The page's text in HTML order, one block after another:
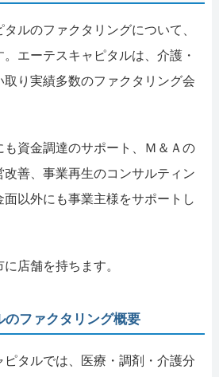
ルのファクタリングについて、
エーテスキャピタルは、介護・
取り実績多数のファクタリング会
も資金調達のサポート、Ｍ＆Ａの
善、事業再生のコンサルティン
以外にも事業主様をサポートし
店舗を持ちます。
のファクタリング概要
タルでは、医療・調剤・介護分